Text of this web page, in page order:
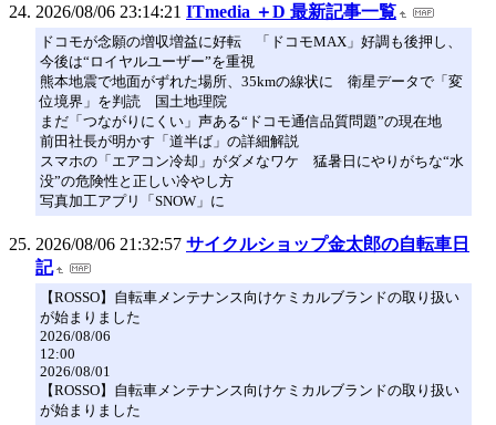
2026/08/06 23:14:21 ITmedia ＋D 最新記事一覧
ドコモが念願の増収増益に好転 「ドコモMAX」好調も後押し、
今後は“ロイヤルユーザー”を重視
熊本地震で地面がずれた場所、35kmの線状に 衛星データで「変
位境界」を判読 国土地理院
まだ「つながりにくい」声ある“ドコモ通信品質問題”の現在地
前田社長が明かす「道半ば」の詳細解説
スマホの「エアコン冷却」がダメなワケ 猛暑日にやりがちな“水
没”の危険性と正しい冷やし方
写真加工アプリ「SNOW」に
2026/08/06 21:32:57 サイクルショップ金太郎の自転車日
記
【ROSSO】自転車メンテナンス向けケミカルブランドの取り扱い
が始まりました
2026/08/06
12:00
2026/08/01
【ROSSO】自転車メンテナンス向けケミカルブランドの取り扱い
が始まりました